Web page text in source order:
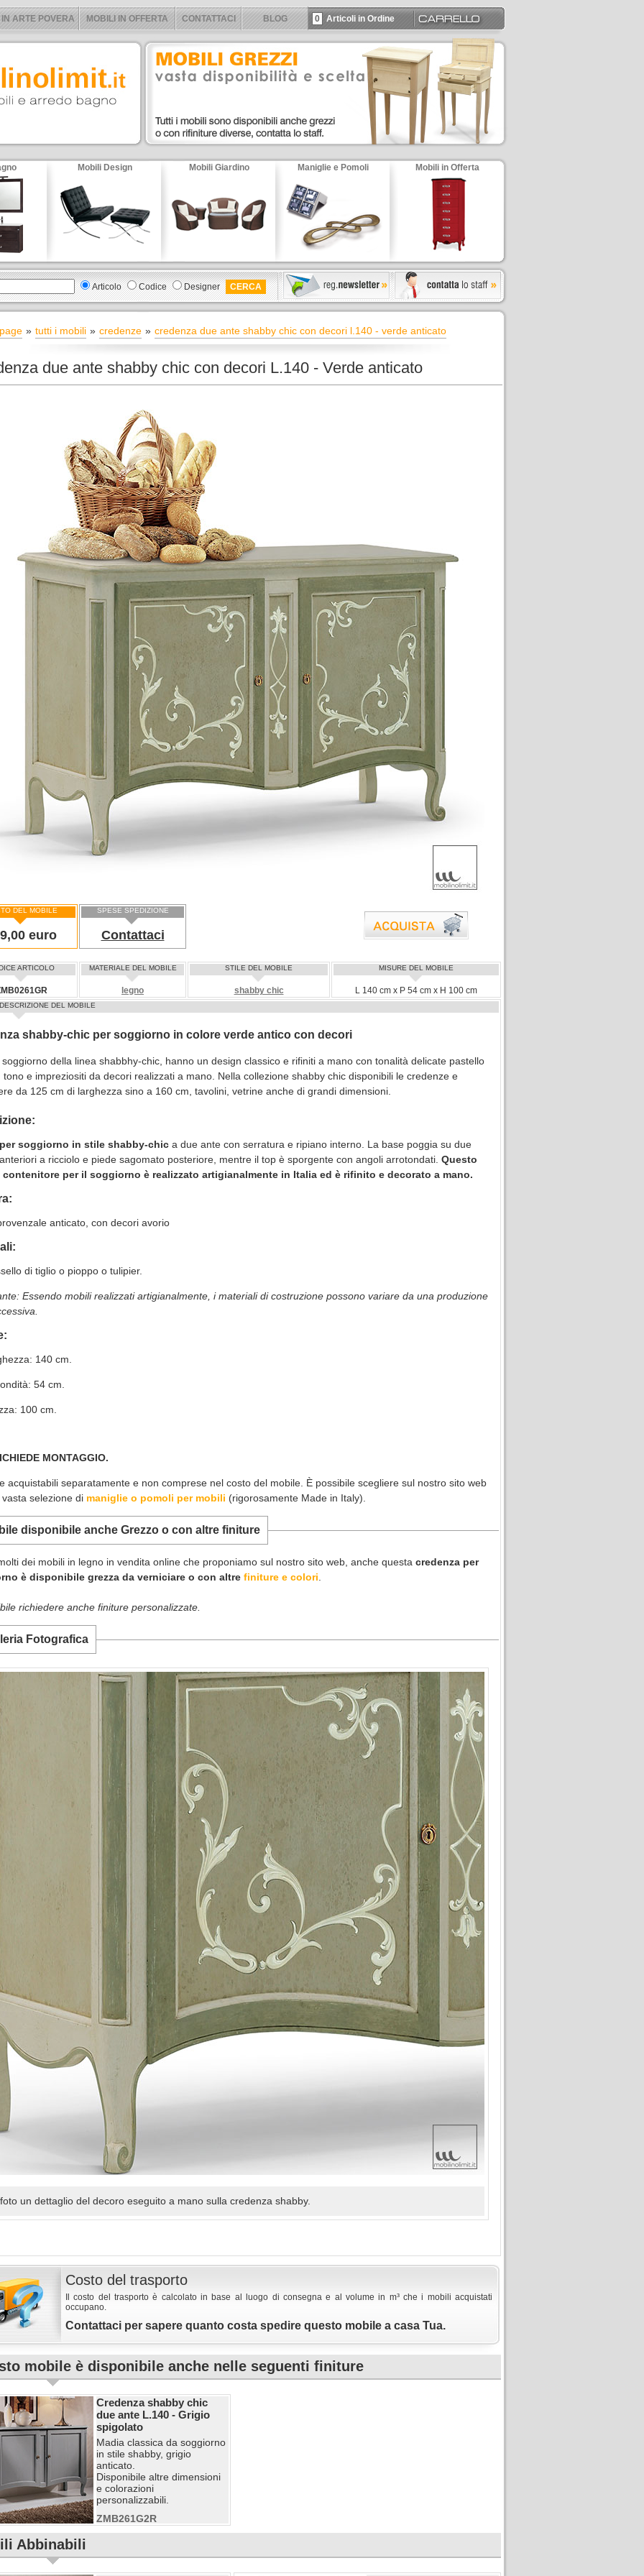
ARTE POVERA MOBILI IN OFFERTA CONTATTACI BLOG 0 Articoli in Ordine
Mobili Design Mobili Giardino Maniglie e Pomoli Mobili in Offerta
Articolo Codice Designer
tutti i mobili credenze credenza due ante shabby chic con decori l.140 - verde anticato
due ante shabby chic con decori L.140 - Verde anticato
DEL MOBILE
euro
SPESE SPEDIZIONE
Contattaci
ARTICOLO MATERIALE DEL MOBILE
legno
STILE DEL MOBILE
shabby chic
MISURE DEL MOBILE
L 140 cm x P 54 cm x H 100 cm
DESCRIZIONE DEL MOBILE
shabby-chic per soggiorno in colore verde antico con decori
della linea shabbhy-chic, hanno un design classico e rifiniti a mano con tonalità delicate pastello
tono e impreziositi da decori realizzati a mano. Nella collezione shabby chic disponibili le credenze e
da 125 cm di larghezza sino a 160 cm, tavolini, vetrine anche di grandi dimensioni.
soggiorno in stile shabby-chic a due ante con serratura e ripiano interno. La base poggia su due
a ricciolo e piede sagomato posteriore, mentre il top è sporgente con angoli arrotondati. Questo
contenitore per il soggiorno è realizzato artigianalmente in Italia ed è rifinito e decorato a mano.
anticato, con decori avorio
di tiglio o pioppo o tulipier.
Essendo mobili realizzati artigianalmente, i materiali di costruzione possono variare da una produzione
140 cm.
54 cm.
100 cm.
MONTAGGIO.
acquistabili separatamente e non comprese nel costo del mobile. È possibile scegliere sul nostro sito web
selezione di maniglie o pomoli per mobili (rigorosamente Made in Italy).
disponibile anche Grezzo o con altre finiture
dei mobili in legno in vendita online che proponiamo sul nostro sito web, anche questa credenza per
è disponibile grezza da verniciare o con altre finiture e colori
richiedere anche finiture personalizzate.
Fotografica
un dettaglio del decoro eseguito a mano sulla credenza shabby.
Costo del trasporto
Il costo del trasporto è calcolato in base al luogo di consegna e al volume in m³ che i mobili acquistati
occupano.
Contattaci per sapere quanto costa spedire questo mobile a casa Tua.
mobile è disponibile anche nelle seguenti finiture
Credenza shabby chic
due ante L.140 - Grigio
spigolato
Madia classica da soggiorno
in stile shabby, grigio
anticato.
Disponibile altre dimensioni
e colorazioni
personalizzabili.
ZMB261G2R
Abbinabili